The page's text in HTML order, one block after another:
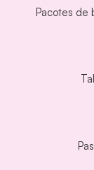
Pacotes de